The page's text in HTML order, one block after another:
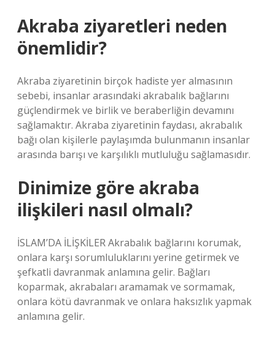
Akraba ziyaretleri neden
önemlidir?
Akraba ziyaretinin birçok hadiste yer almasının
sebebi, insanlar arasındaki akrabalık bağlarını
güçlendirmek ve birlik ve beraberliğin devamını
sağlamaktır. Akraba ziyaretinin faydası, akrabalık
bağı olan kişilerle paylaşımda bulunmanın insanlar
arasında barışı ve karşılıklı mutluluğu sağlamasıdır.
Dinimize göre akraba
ilişkileri nasıl olmalı?
İSLAM’DA İLİŞKİLER Akrabalık bağlarını korumak,
onlara karşı sorumluluklarını yerine getirmek ve
şefkatli davranmak anlamına gelir. Bağları
koparmak, akrabaları aramamak ve sormamak,
onlara kötü davranmak ve onlara haksızlık yapmak
anlamına gelir.